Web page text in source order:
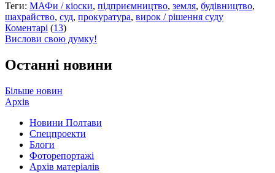
Теги: МАФи / кіоски, підприємництво, земля, будівництво,
шахрайство, суд, прокуратура, вирок / рішення суду
Коментарі (13)
Вислови свою думку!
Останні новини
Більше новин
Архів
Новини Полтави
Спецпроекти
Блоги
Фоторепортажі
Архів матеріалів